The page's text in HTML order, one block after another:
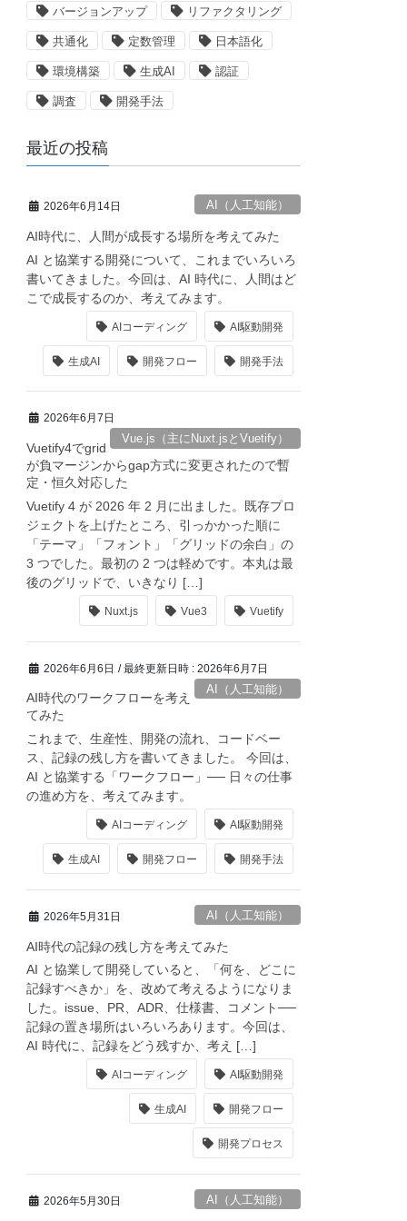
it.github.io/
true }).value + '</code></pre>'
「<script>」等が、サニタイズされる
バージョンアップ リファクタリング
共通化 定数管理 日本語化
環境構築 生成AI 認証
調査 開発手法
最近の投稿
2026年6月14日 AI（人工知能）
AI時代に、人間が成長する場所を考えてみた
AI と協業する開発について、これまでいろいろ
書いてきました。今回は、AI 時代に、人間はど
こで成長するのか、考えてみます。
AIコーディング AI駆動開発
生成AI 開発フロー 開発手法
2026年6月7日
Vue.js（主にNuxt.jsとVuetify）
Vuetify4でgrid
が負マージンからgap方式に変更されたので暫
定・恒久対応した
Vuetify 4 が 2026 年 2 月に出ました。既存プロ
ジェクトを上げたところ、引っかかった順に
「テーマ」「フォント」「グリッドの余白」の
3 つでした。最初の 2 つは軽めです。本丸は最
後のグリッドで、いきなり […]
Nuxt.js Vue3 Vuetify
2026年6月6日 / 最終更新日時 :2026年6月7日
AI（人工知能）
AI時代のワークフローを考え
てみた
これまで、生産性、開発の流れ、コードベー
ス、記録の残し方を書いてきました。 今回は、
AI と協業する「ワークフロー」── 日々の仕事
の進め方を、考えてみます。
AIコーディング AI駆動開発
生成AI 開発フロー 開発手法
2026年5月31日 AI（人工知能）
AI時代の記録の残し方を考えてみた
AI と協業して開発していると、「何を、どこに
記録すべきか」を、改めて考えるようになりま
した。issue、PR、ADR、仕様書、コメント──
記録の置き場所はいろいろあります。今回は、
AI 時代に、記録をどう残すか、考え […]
AIコーディング AI駆動開発
生成AI 開発フロー
開発プロセス
2026年5月30日 AI（人工知能）